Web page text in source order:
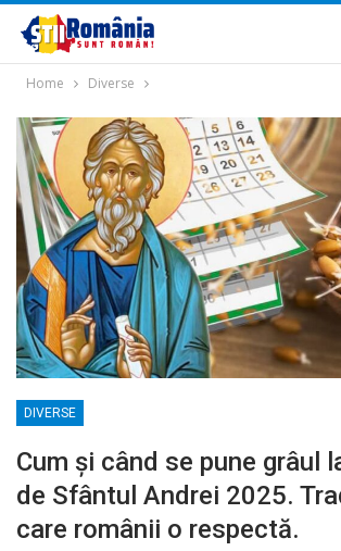
Home Diverse
DIVERSE
Cum și când se pune grâul
de Sfântul Andrei 2025.
care românii o respectă.